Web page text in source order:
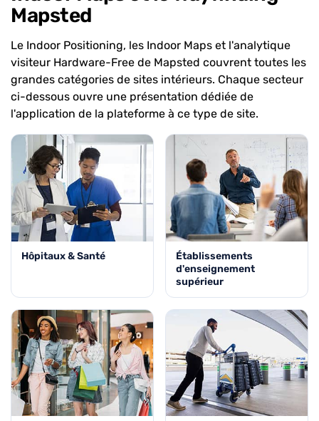
Mapsted
Le Indoor Positioning, les Indoor Maps et l'analytique
visiteur Hardware-Free de Mapsted couvrent toutes les
grandes catégories de sites intérieurs. Chaque secteur
ci-dessous ouvre une présentation dédiée de
l'application de la plateforme à ce type de site.
Hôpitaux & Santé
Établissements
d'enseignement
supérieur